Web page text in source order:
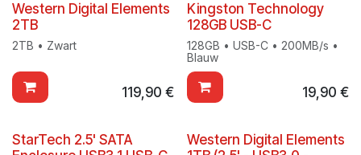
Western Digital Elements
2TB
2TB • Zwart
119,90 €
Kingston Technology
128GB USB-C
128GB • USB-C • 200MB/s •
Blauw
19,90 €
StarTech 2.5' SATA
Western Digital Elements